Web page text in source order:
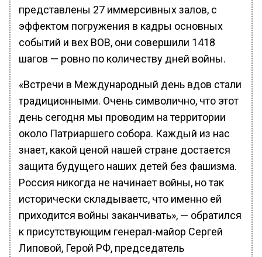
представлены 27 иммерсивных залов, с
эффектом погружения в кадры основных
событий и вех ВОВ, они совершили 1418
шагов — ровно по количеству дней войны.
«Встречи в Международный день вдов стали
традиционными. Очень символично, что этот
день сегодня мы проводим на территории
около Патриаршего собора. Каждый из нас
знает, какой ценой нашей стране достается
защита будущего наших детей без фашизма.
Россия никогда не начинает войны, но так
исторически складываетс, что именно ей
приходится войны заканчивать», — обратился
к присутствующим генерал-майор Сергей
Липовой, Герой РФ, председатель